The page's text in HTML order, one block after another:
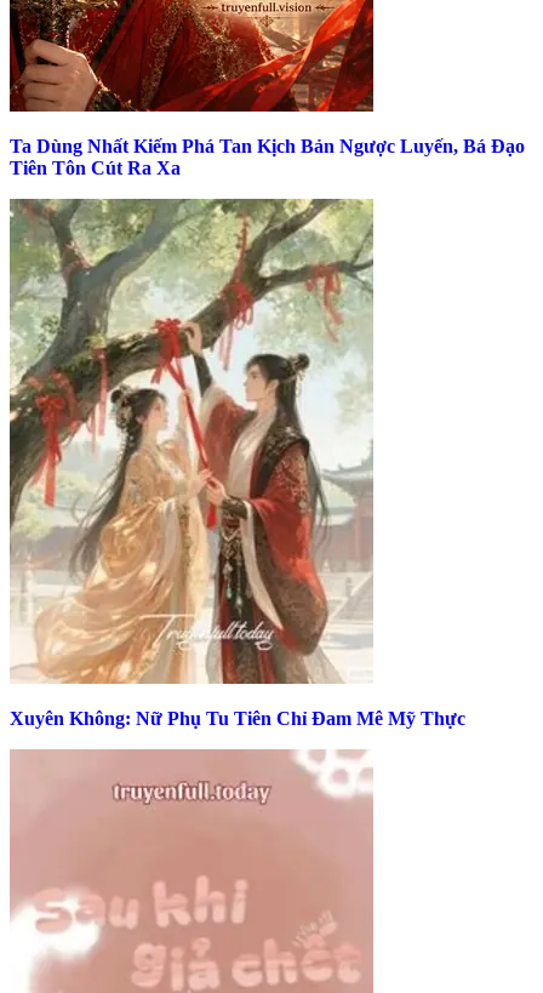
Ta Dùng Nhất Kiếm Phá Tan Kịch Bản Ngược Luyến, Bá Đạo
Tiên Tôn Cút Ra Xa
Xuyên Không: Nữ Phụ Tu Tiên Chỉ Đam Mê Mỹ Thực